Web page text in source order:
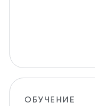
ОБУЧЕНИЕ